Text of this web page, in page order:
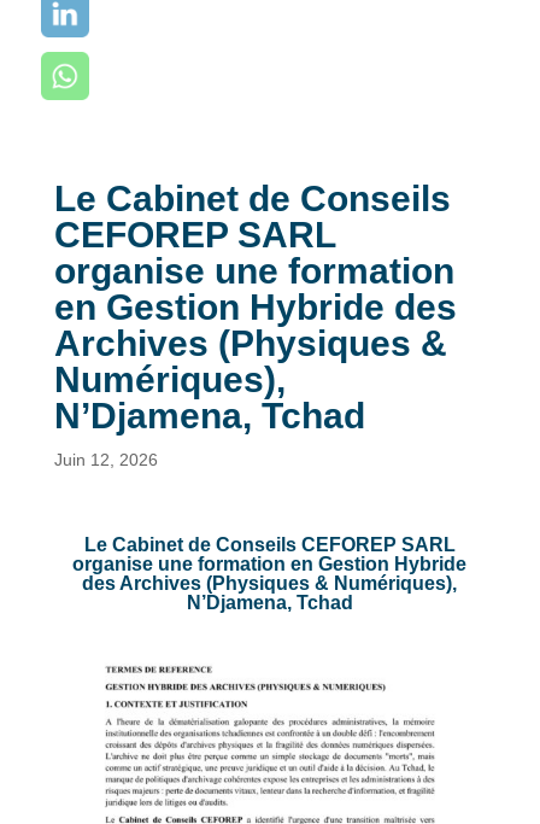
Le Cabinet de Conseils
CEFOREP SARL
organise une formation
en Gestion Hybride des
Archives (Physiques &
Numériques),
N’Djamena, Tchad
Juin 12, 2026
Le Cabinet de Conseils CEFOREP SARL
organise une formation en Gestion Hybride
des Archives (Physiques & Numériques),
N’Djamena, Tchad